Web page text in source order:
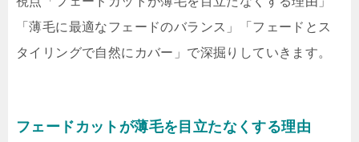
「薄毛に最適なフェードのバランス」「フェードとス
タイリングで自然にカバー」で深掘りしていきます。
フェードカットが薄毛を目立たなくする理由